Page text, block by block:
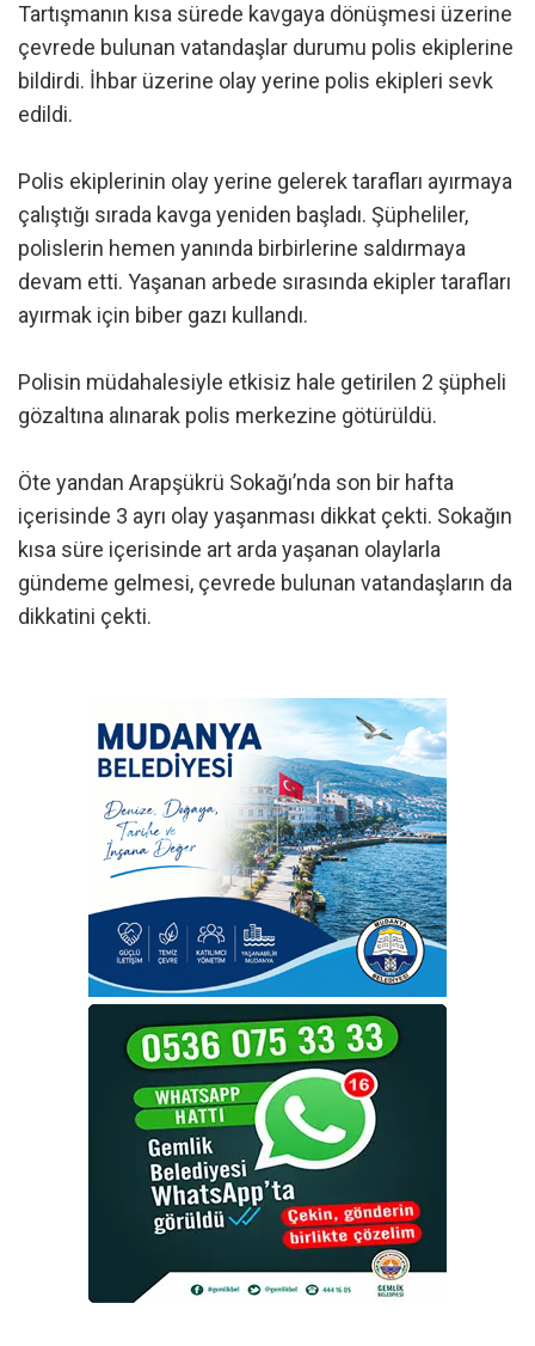
Tartışmanın kısa sürede kavgaya dönüşmesi üzerine
çevrede bulunan vatandaşlar durumu polis ekiplerine
bildirdi. İhbar üzerine olay yerine polis ekipleri sevk
edildi.
Polis ekiplerinin olay yerine gelerek tarafları ayırmaya
çalıştığı sırada kavga yeniden başladı. Şüpheliler,
polislerin hemen yanında birbirlerine saldırmaya
devam etti. Yaşanan arbede sırasında ekipler tarafları
ayırmak için biber gazı kullandı.
Polisin müdahalesiyle etkisiz hale getirilen 2 şüpheli
gözaltına alınarak polis merkezine götürüldü.
Öte yandan Arapşükrü Sokağı’nda son bir hafta
içerisinde 3 ayrı olay yaşanması dikkat çekti. Sokağın
kısa süre içerisinde art arda yaşanan olaylarla
gündeme gelmesi, çevrede bulunan vatandaşların da
dikkatini çekti.